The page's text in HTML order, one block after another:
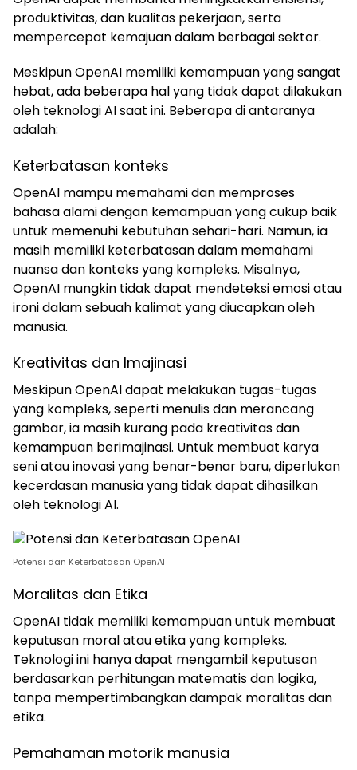
produktivitas, dan kualitas pekerjaan, serta
mempercepat kemajuan dalam berbagai sektor.
Meskipun OpenAI memiliki kemampuan yang sangat
hebat, ada beberapa hal yang tidak dapat dilakukan
oleh teknologi AI saat ini. Beberapa di antaranya
adalah:
Keterbatasan konteks
OpenAI mampu memahami dan memproses
bahasa alami dengan kemampuan yang cukup baik
untuk memenuhi kebutuhan sehari-hari. Namun, ia
masih memiliki keterbatasan dalam memahami
nuansa dan konteks yang kompleks. Misalnya,
OpenAI mungkin tidak dapat mendeteksi emosi atau
ironi dalam sebuah kalimat yang diucapkan oleh
manusia.
Kreativitas dan Imajinasi
Meskipun OpenAI dapat melakukan tugas-tugas
yang kompleks, seperti menulis dan merancang
gambar, ia masih kurang pada kreativitas dan
kemampuan berimajinasi. Untuk membuat karya
seni atau inovasi yang benar-benar baru, diperlukan
kecerdasan manusia yang tidak dapat dihasilkan
oleh teknologi AI.
Potensi dan Keterbatasan OpenAI
Moralitas dan Etika
OpenAI tidak memiliki kemampuan untuk membuat
keputusan moral atau etika yang kompleks.
Teknologi ini hanya dapat mengambil keputusan
berdasarkan perhitungan matematis dan logika,
tanpa mempertimbangkan dampak moralitas dan
etika.
Pemahaman motorik manusia